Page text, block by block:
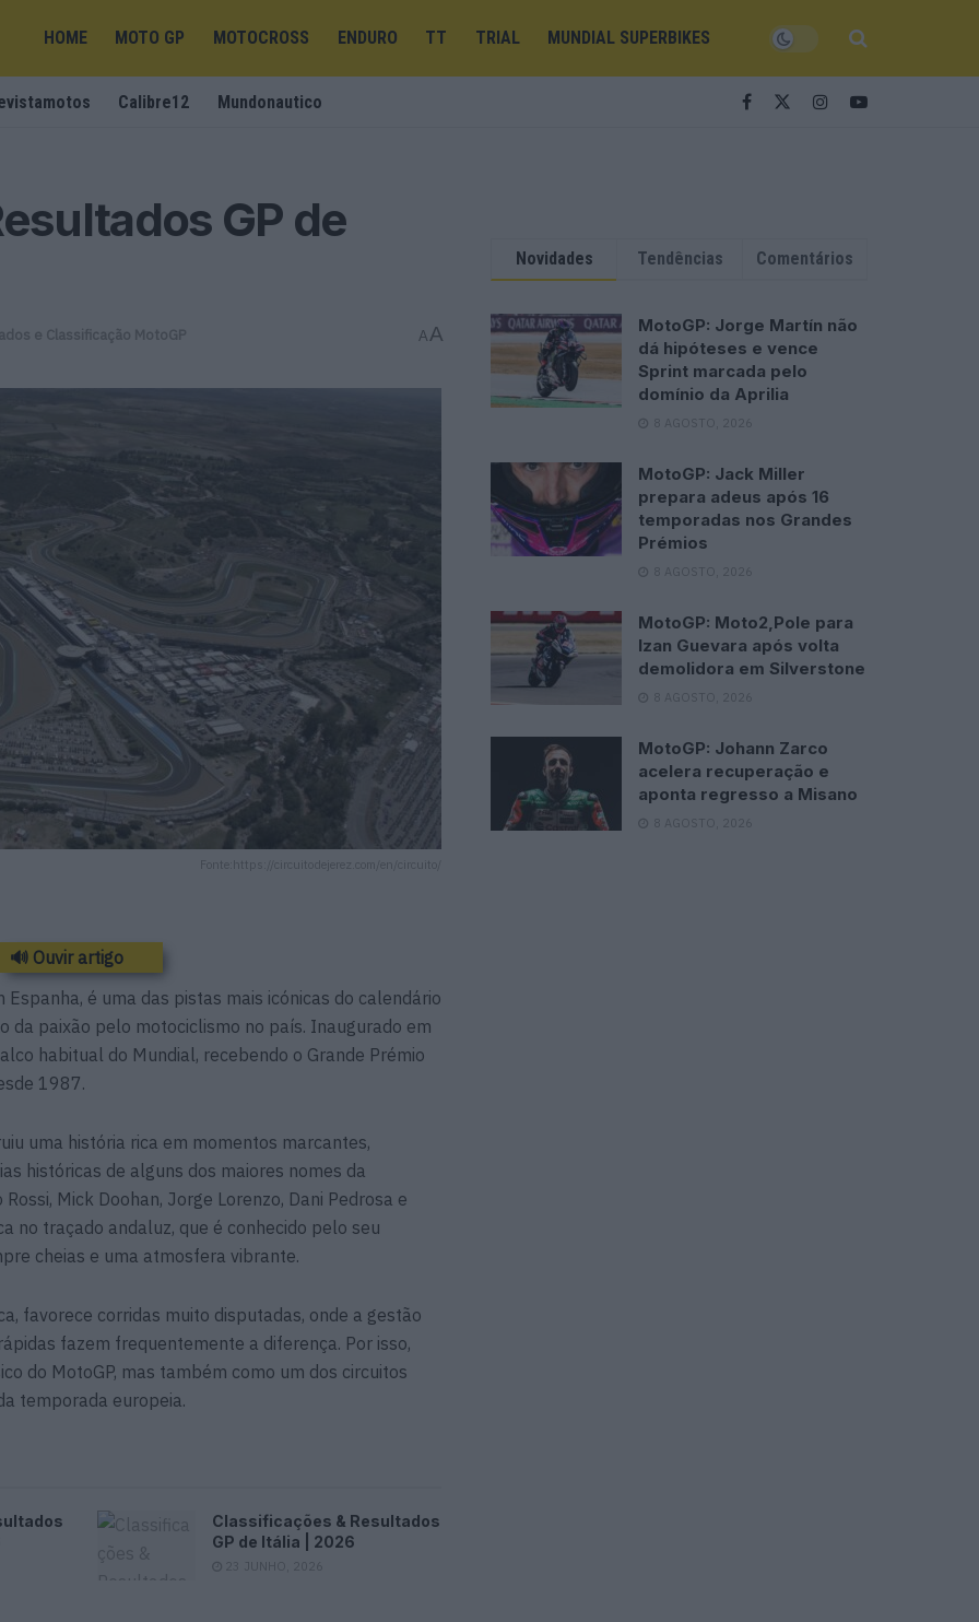
HOME MOTO GP MOTOCROSS ENDURO TT TRIAL MUNDIAL SUPERBIKES
Calibre12 Mundonautico
GP de
e Classificação MotoGP AA
Fonte:https://circuitodejerez.com/en/circuito/
🔊 Ouvir artigo
é uma das pistas mais icónicas do calendário
da paixão pelo motociclismo no país. Inaugurado em
habitual do Mundial, recebendo o Grande Prémio
1987.
uma história rica em momentos marcantes,
históricas de alguns dos maiores nomes da
Mick Doohan, Jorge Lorenzo, Dani Pedrosa e
no traçado andaluz, que é conhecido pelo seu
cheias e uma atmosfera vibrante.
favorece corridas muito disputadas, onde a gestão
fazem frequentemente a diferença. Por isso,
do MotoGP, mas também como um dos circuitos
temporada europeia.
Classificações & Resultados
GP de Itália | 2026
23 JUNHO, 2026
Novidades Tendências Comentários
MotoGP: Jorge Martín não
dá hipóteses e vence
Sprint marcada pelo
domínio da Aprilia
8 AGOSTO, 2026
MotoGP: Jack Miller
prepara adeus após 16
temporadas nos Grandes
Prémios
8 AGOSTO, 2026
MotoGP: Moto2,Pole para
Izan Guevara após volta
demolidora em Silverstone
8 AGOSTO, 2026
MotoGP: Johann Zarco
acelera recuperação e
aponta regresso a Misano
8 AGOSTO, 2026